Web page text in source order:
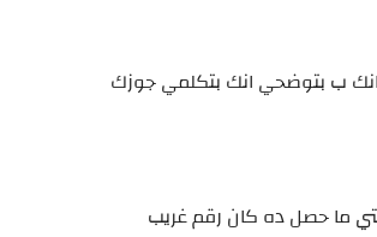
ب بتوضحي انك بتكلمي جوزك
ما حصل ده كان رقم غريب